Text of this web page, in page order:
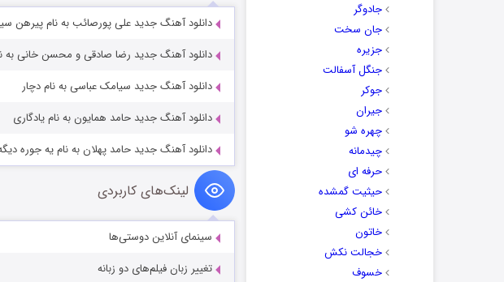
جادوگر
جان سخت
جزیره
جنگل آسفالت
جوکر
جیران
چهره شو
چیدمانه
حرفه ای
حیثیت گمشده
خائن کشی
خاتون
خجالت نکش
خسوف
دانلود آهنگ جدید علی پورصائب به نام پیرهن
دانلود آهنگ جدید رضا صادقی و محسن خانی به
دانلود آهنگ جدید سیامک عباسی به نام دچار
دانلود آهنگ جدید حامد همایون به نام یادگاری
دانلود آهنگ جدید حامد پهلان به نام یه جوره
لینک‌های کاربردی
سینمای آنلاین دوستی‌ها
تغییر زبان فیلم‌های دو زبانه